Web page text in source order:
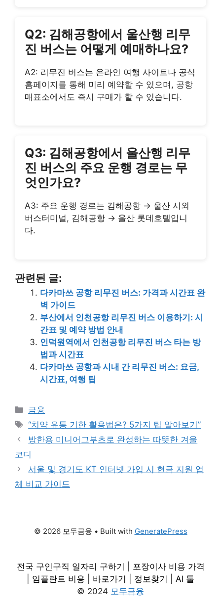
Q2: 김해공항에서 울산행 리무
진 버스는 어떻게 예매하나요?
A2: 리무진 버스는 온라인 여행 사이트나 공식
홈페이지를 통해 미리 예약할 수 있으며, 공항
매표소에서도 즉시 구매가 할 수 있습니다.
Q3: 김해공항에서 울산행 리무
진 버스의 주요 운행 경로는 무
엇인가요?
A3: 주요 운행 경로는 김해공항 → 울산 시외
버스터미널, 김해공항 → 울산 롯데호텔입니
다.
관련된 글:
다카마쓰 공항 리무진 버스: 가격과 시간표 완
벽 가이드
부산에서 인천공항 리무진 버스 이용하기: 시
간표 및 예약 방법 안내
인덕원역에서 인천공항 리무진 버스 타는 방
법과 시간표
다카마쓰 공항과 시내 간 리무진 버스: 요금,
시간표, 여행 팁
Categories
금융
Tags
“치약 유통 기한 활용법은? 5가지 팁 알아보기”
방한용 미니어그부츠로 완성하는 따뜻한 겨울
코디
서울 및 경기도 KT 인터넷 가입 시 현금 지원 업
체 비교 가이드
© 2026 모두금융 • Built with GeneratePress
전국 구인구직 일자리 구하기
포장이사 비용 가격
임플란트 비용 바로가기 정보찾기
AI 툴
© 2024 모두금융